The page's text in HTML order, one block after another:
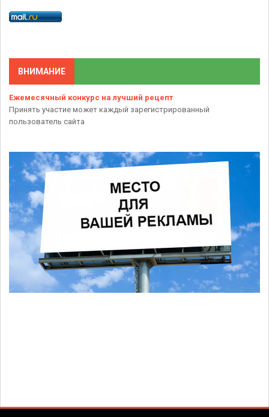
ВНИМАНИЕ
Ежемесячный конкурс на лучший рецепт
Принять участие может каждый зарегистрированный
пользователь сайта